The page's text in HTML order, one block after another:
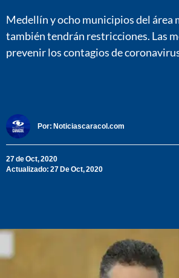
Medellín y ocho municipios del área
también tendrán restricciones. Las
prevenir los contagios de
Por: Noticiascaracol.com
27 de Oct, 2020
Actualizado: 27 De Oct, 2020